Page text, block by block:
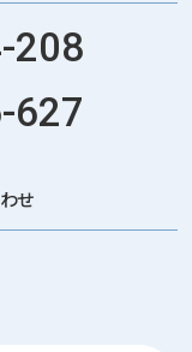
208
627
せ